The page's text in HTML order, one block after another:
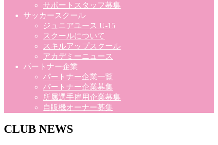
サポートスタッフ募集
サッカースクール
ジュニアユース U-15
スクールについて
スキルアップスクール
アカデミーニュース
パートナー企業
パートナー企業一覧
パートナー企業募集
所属選手雇用企業募集
自販機オーナー募集
CLUB NEWS